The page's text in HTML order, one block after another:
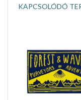
KAPCSOLÓDÓ